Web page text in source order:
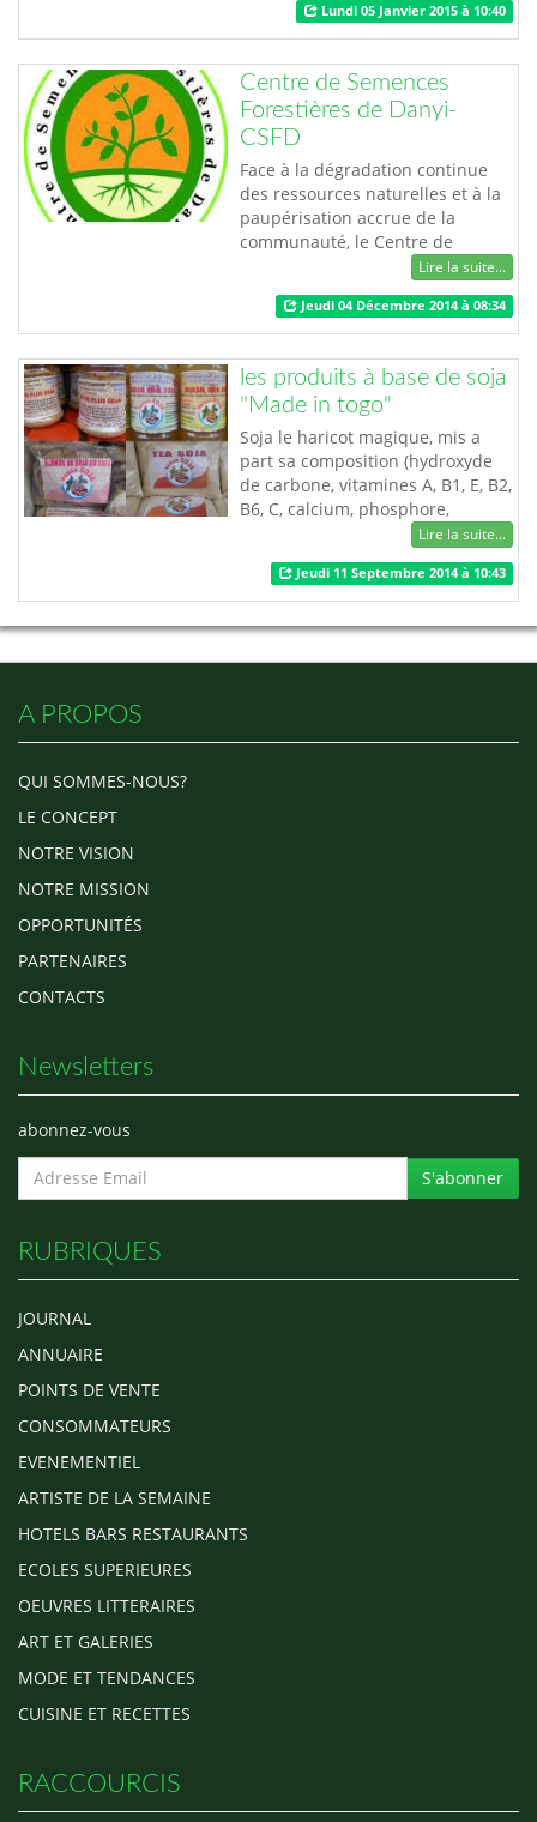
recherche (si vous voulez) basée
sur des fichiers des nuages
(cloud Google Drive, dropbox,
Evernote et box ) publique . Les
utilisateurs de google drive
pourront rendr…
Lundi 05 Janvier 2015 à 10:40
Centre de Semences
Forestières de Danyi-
CSFD
Face à la dégradation continue
des ressources naturelles et à la
paupérisation accrue de la
communauté, le Centre de
Semences Forestières de Danyi
(CSFD), une structure pérenne a
été créée en 2012 à Daye dans la
région des plateaux au Togo. Le
centre s’est donné pour mission
de fournir des informations et
des semences forestières dans le
cadre de …
Lire la suite...
Jeudi 04 Décembre 2014 à 08:34
les produits à base de soja
"Made in togo"
Soja le haricot magique, mis a
part sa composition (hydroxyde
de carbone, vitamines A, B1, E, B2,
B6, C, calcium, phosphore,
magnésium, niacine, sodium et
graisse saturée…) contient des
facteurs anti nutritifs et des
inhibiteurs de protéase. Pour cela
il doit être traité avant sa
Lire la suite...
Jeudi 11 Septembre 2014 à 10:43
A PROPOS
QUI SOMMES-NOUS?
LE CONCEPT
NOTRE VISION
NOTRE MISSION
OPPORTUNITÉS
PARTENAIRES
CONTACTS
Newsletters
abonnez-vous
S'abonner
RUBRIQUES
JOURNAL
ANNUAIRE
POINTS DE VENTE
CONSOMMATEURS
EVENEMENTIEL
ARTISTE DE LA SEMAINE
HOTELS BARS RESTAURANTS
ECOLES SUPERIEURES
OEUVRES LITTERAIRES
ART ET GALERIES
MODE ET TENDANCES
CUISINE ET RECETTES
RACCOURCIS